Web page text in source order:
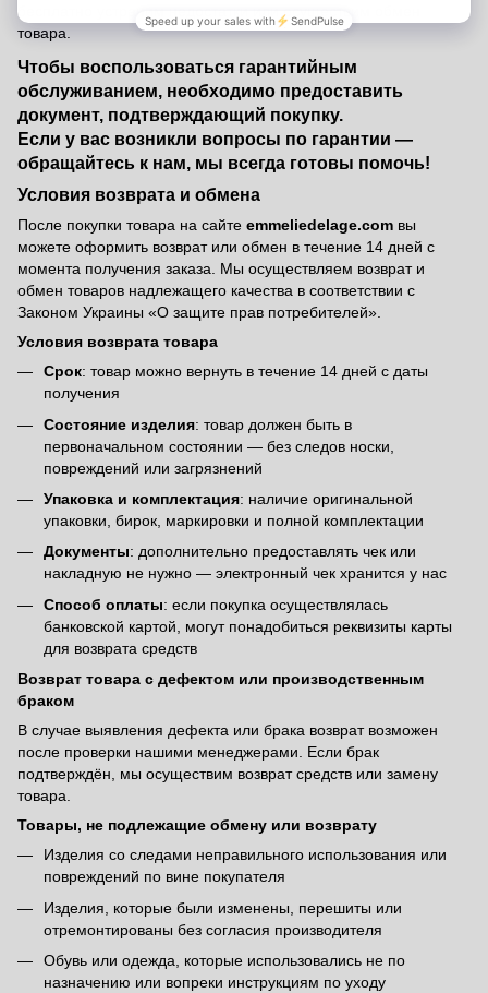
бесплатно устраним недостатки или осуществим обмен
товара.
Чтобы воспользоваться гарантийным
обслуживанием, необходимо предоставить
документ, подтверждающий покупку.
Если у вас возникли вопросы по гарантии —
обращайтесь к нам, мы всегда готовы помочь!
Условия возврата и обмена
После покупки товара на сайте emmeliedelage.com вы
можете оформить возврат или обмен в течение 14 дней с
момента получения заказа. Мы осуществляем возврат и
обмен товаров надлежащего качества в соответствии с
Законом Украины «О защите прав потребителей».
Условия возврата товара
Срок: товар можно вернуть в течение 14 дней с даты
получения
Состояние изделия: товар должен быть в
первоначальном состоянии — без следов носки,
повреждений или загрязнений
Упаковка и комплектация: наличие оригинальной
упаковки, бирок, маркировки и полной комплектации
Документы: дополнительно предоставлять чек или
накладную не нужно — электронный чек хранится у нас
Способ оплаты: если покупка осуществлялась
банковской картой, могут понадобиться реквизиты карты
для возврата средств
Возврат товара с дефектом или производственным
браком
В случае выявления дефекта или брака возврат возможен
после проверки нашими менеджерами. Если брак
подтверждён, мы осуществим возврат средств или замену
товара.
Товары, не подлежащие обмену или возврату
Изделия со следами неправильного использования или
повреждений по вине покупателя
Изделия, которые были изменены, перешиты или
отремонтированы без согласия производителя
Обувь или одежда, которые использовались не по
назначению или вопреки инструкциям по уходу